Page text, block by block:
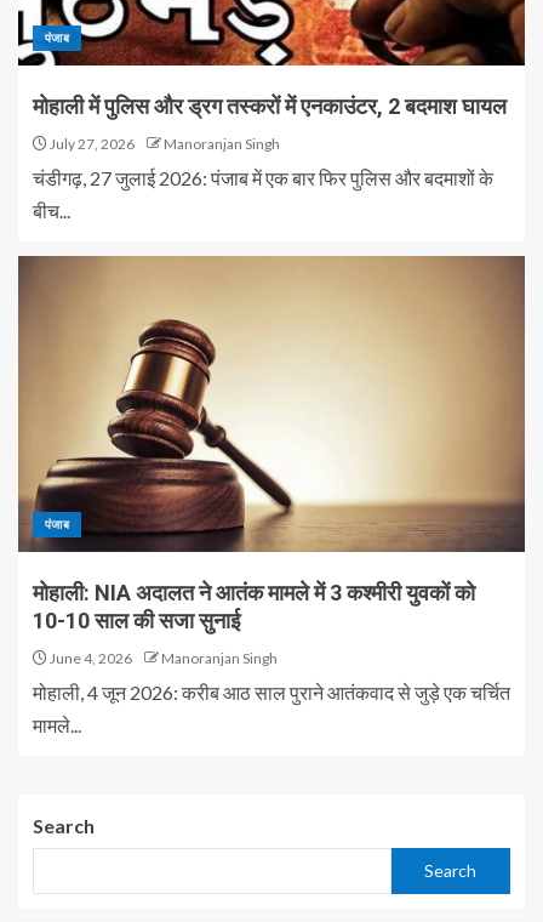
पंजाब
मोहाली में पुलिस और ड्रग तस्करों में एनकाउंटर, 2 बदमाश घायल
July 27, 2026 Manoranjan Singh
चंडीगढ़, 27 जुलाई 2026: पंजाब में एक बार फिर पुलिस और बदमाशों के
बीच...
पंजाब
मोहाली: NIA अदालत ने आतंक मामले में 3 कश्मीरी युवकों को
10-10 साल की सजा सुनाई
June 4, 2026 Manoranjan Singh
मोहाली, 4 जून 2026: करीब आठ साल पुराने आतंकवाद से जुड़े एक चर्चित
मामले...
Search
Search